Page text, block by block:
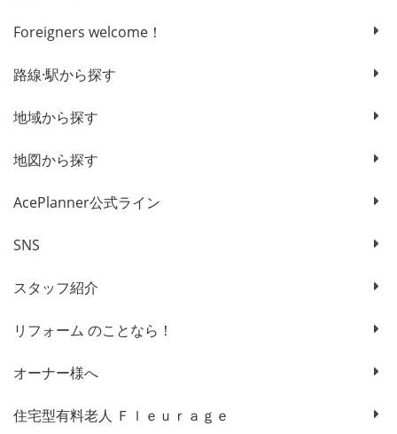
Foreigners welcome！
路線·駅から探す
地域から探す
地図から探す
AcePlanner公式ライン
SNS
スタッフ紹介
リフォーム のことなら！
オーナー様へ
住宅型有料老人 Ｆｌｅｕｒａｇｅ